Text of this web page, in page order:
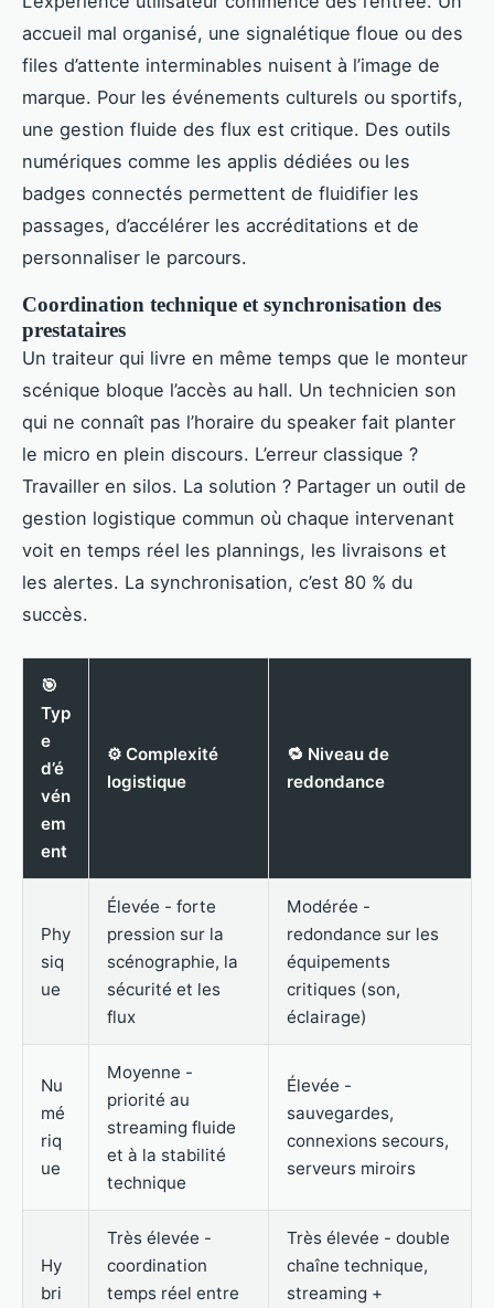
accueil mal organisé, une signalétique floue ou des
files d’attente interminables nuisent à l’image de
marque. Pour les événements culturels ou sportifs,
une gestion fluide des flux est critique. Des outils
numériques comme les applis dédiées ou les
badges connectés permettent de fluidifier les
passages, d’accélérer les accréditations et de
personnaliser le parcours.
Coordination technique et synchronisation des
prestataires
Un traiteur qui livre en même temps que le monteur
scénique bloque l’accès au hall. Un technicien son
qui ne connaît pas l’horaire du speaker fait planter
le micro en plein discours. L’erreur classique ?
Travailler en silos. La solution ? Partager un outil de
gestion logistique commun où chaque intervenant
voit en temps réel les plannings, les livraisons et
les alertes. La synchronisation, c’est 80 % du
succès.
🎯
Typ
e
d’é
vén
em
ent
⚙️ Complexité
logistique
🔁 Niveau de
redondance
Phy
siq
ue
Élevée - forte
pression sur la
scénographie, la
sécurité et les
flux
Modérée -
redondance sur les
équipements
critiques (son,
éclairage)
Nu
mé
riq
ue
Moyenne -
priorité au
streaming fluide
et à la stabilité
technique
Élevée -
sauvegardes,
connexions secours,
serveurs miroirs
Hy
bri
Très élevée -
coordination
temps réel entre
Très élevée - double
chaîne technique,
streaming +